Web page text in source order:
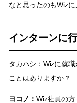
なと思ったのもWizに
インターンに
タカハシ：Wizに就
ことはありますか？
ヨコノ： Wiz社員の